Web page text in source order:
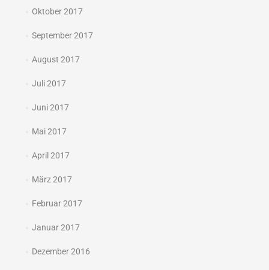
Oktober 2017
September 2017
August 2017
Juli 2017
Juni 2017
Mai 2017
April 2017
März 2017
Februar 2017
Januar 2017
Dezember 2016